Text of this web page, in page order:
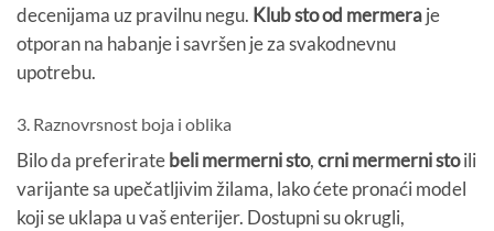
decenijama uz pravilnu negu. Klub sto od mermeraje
otporan na habanje i savršen je za svakodnevnu
upotrebu.
3. Raznovrsnost boja i oblika
Bilo da preferiratebeli mermerni sto,crni mermerni stoili
varijante sa upečatljivim žilama, lako ćete pronaći model
koji se uklapa u vaš enterijer. Dostupni su okrugli,